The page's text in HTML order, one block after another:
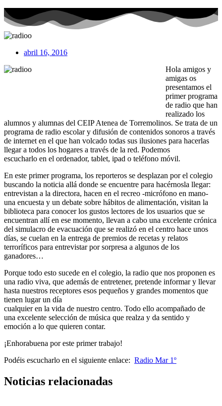
abril 16, 2016
Hola amigos y
amigas os
presentamos el
primer programa
de radio que han
realizado los
alumnos y alumnas del CEIP Atenea de Torremolinos. Se trata de un
programa de radio escolar y difusión de contenidos sonoros a través
de internet en el que han volcado todas sus ilusiones para hacerlas
llegar a todos los hogares a través de la red. Podemos
escucharlo en el ordenador, tablet, ipad o teléfono móvil.
En este primer programa, los reporteros se desplazan por el colegio
buscando la noticia allá donde se encuentre para hacérnosla llegar:
entrevistan a la directora, hacen en el recreo -micrófono en mano-
una encuesta y un debate sobre hábitos de alimentación, visitan la
biblioteca para conocer los gustos lectores de los usuarios que se
encuentran allí en ese momento, llevan a cabo una excelente crónica
del simulacro de evacuación que se realizó en el centro hace unos
días, se cuelan en la entrega de premios de recetas y relatos
terroríficos para entrevistar por sorpresa a algunos de los
ganadores…
Porque todo esto sucede en el colegio, la radio que nos proponen es
una radio viva, que además de entretener, pretende informar y llevar
hasta nuestros receptores esos pequeños y grandes momentos que
tienen lugar un día
cualquier en la vida de nuestro centro. Todo ello acompañado de
una excelente selección de música que realza y da sentido y
emoción a lo que quieren contar.
¡Enhorabuena por este primer trabajo!
Podéis escucharlo en el siguiente enlace: Radio Mar 1º
Noticias relacionadas